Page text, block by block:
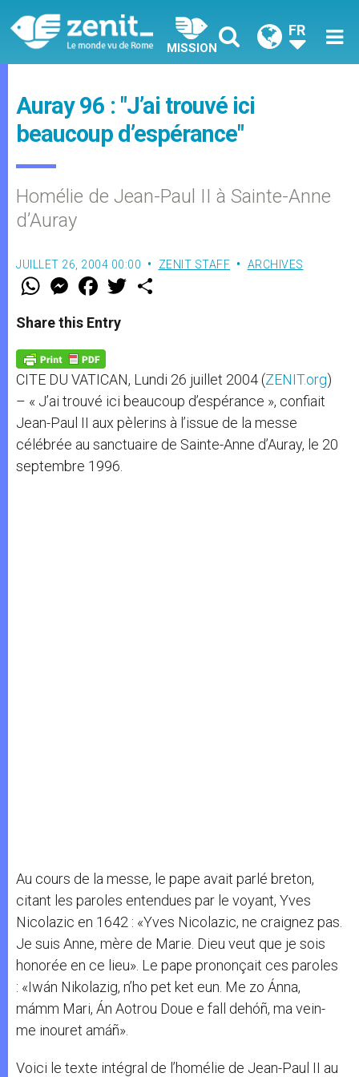
MISSION
FR
Auray 96 : "J’ai trouvé ici
beaucoup d’espérance"
Homélie de Jean-Paul II à Sainte-Anne
d’Auray
JUILLET 26, 2004 00:00 ZENIT STAFF ARCHIVES
W
t
s
p
p
M
e
s
e
g
e
r
F
a
e
b
o
k
w
Share this Entry
CITE DU VATICAN, Lundi 26 juillet 2004 (ZENIT.org)
– « J’ai trouvé ici beaucoup d’espérance », confiait
Jean-Paul II aux pèlerins à l’issue de la messe
célébrée au sanctuaire de Sainte-Anne d’Auray, le 20
septembre 1996.
Au cours de la messe, le pape avait parlé breton,
citant les paroles entendues par le voyant, Yves
Nicolazic en 1642 : «Yves Nicolazic, ne craignez pas.
Je suis Anne, mère de Marie. Dieu veut que je sois
honorée en ce lieu». Le pape prononçait ces paroles
: «Iwán Nikolazig, n’ho pet ket eun. Me zo Ánna,
mámm Mari, Án Aotrou Doue e fall dehóñ, ma vein-
me inouret amáñ».
Voici le texte intégral de l’homélie de Jean-Paul II au